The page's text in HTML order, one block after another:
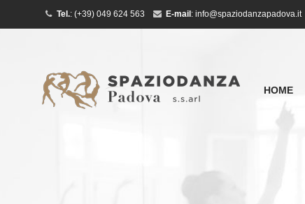
Tel.: (+39) 049 624 563 E-mail : info@spaziodanzapadova.it
HOME